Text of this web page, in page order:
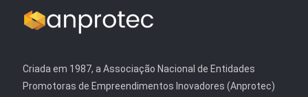
Criada em 1987, a Associação Nacional de Entidades
Promotoras de Empreendimentos Inovadores (Anprotec)